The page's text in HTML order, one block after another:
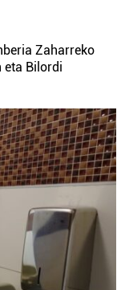
Zaharreko
eta Bilordi